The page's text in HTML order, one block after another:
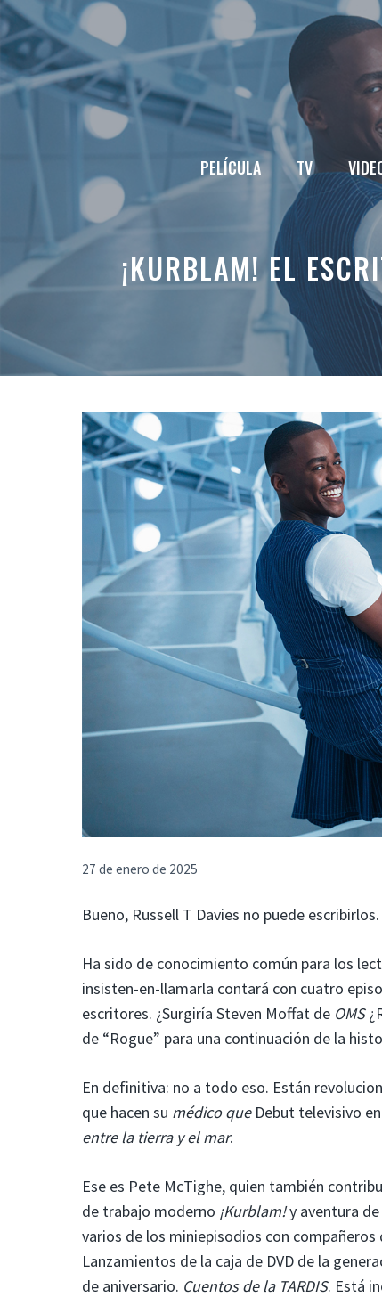
Saltar
al
contenido
PELÍCULA TV
¡KURBLAM! EL
27 de enero de 2025
Bueno, Russell T Davies no puede escribirlos.
Ha sido de conocimiento común para los
insisten-en-llamarla contará con cuatro
escritores. ¿Surgiría Steven Moffat de OMS
de “Rogue” para una continuación de la
En definitiva: no a todo eso. Están
que hacen su médico queDebut televisivo
entre la tierra y el mar.
Ese es Pete McTighe, quien también
de trabajo moderno ¡Kurblam!y aventura
varios de los miniepisodios con
Lanzamientos de la caja de DVD de la
de aniversario. Cuentos de la TARDIS. Está